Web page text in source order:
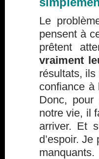
Le
pensent à
prêtent
vraiment
résultats, ils
confiance à
Donc,
notre vie, il
arriver. Et
d’espoir. Je
manquants.